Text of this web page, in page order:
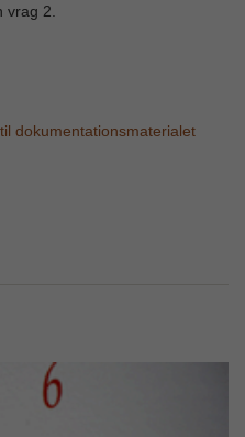
2.
dokumentationsmaterialet